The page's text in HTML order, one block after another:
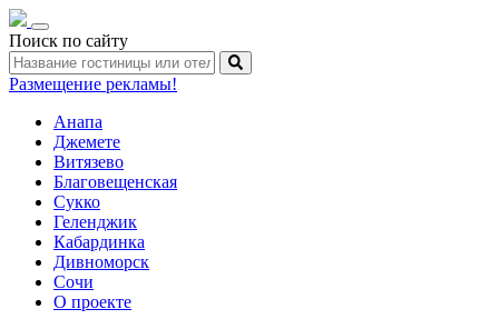
Toggle
navigation
Поиск по сайту
Размещение рекламы!
Анапа
Джемете
Витязево
Благовещенская
Сукко
Геленджик
Кабардинка
Дивноморск
Сочи
О проекте